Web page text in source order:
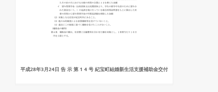
平成28年3月24日 告 示 第 1 4 号 紀宝町結婚新生活支援補助金交付